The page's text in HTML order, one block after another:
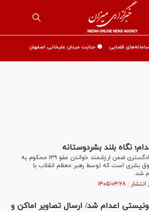
قضایی 🟡 جنایت میدان علیخانی اصفهان
نگاه بلند بشردوستانه
معاون حقوق بشر وزارت دادگستری ضمن ارزشمند خواندن عفو ۱۳۹ محکوم به
بشری است که توسط رهبر معظم انقلاب با
شد.
اعدام شد/ ارسال تصاویر اماکن و